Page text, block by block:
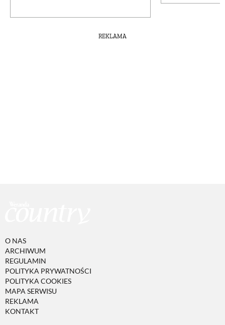
REKLAMA
O NAS
ARCHIWUM
REGULAMIN
POLITYKA PRYWATNOŚCI
POLITYKA COOKIES
MAPA SERWISU
REKLAMA
KONTAKT